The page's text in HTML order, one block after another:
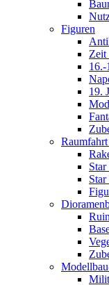
Figuren
Zeit
16.-
19.
Star